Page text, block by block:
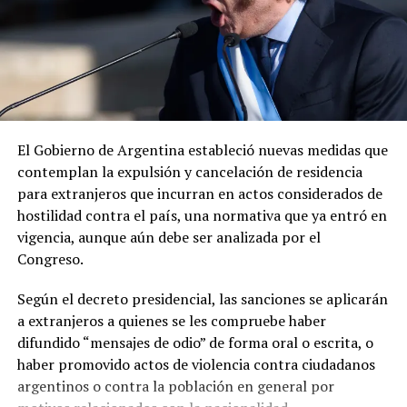
«Envía otro mensaje claro: los delincuentes no tienen
dónde esconderse», expresó el diplomático, quien
desmantelar los cárteles y llevar ante la justicia a los
responsables de delitos violentos continúa dando
resultados.
El Gobierno de Argentina estableció nuevas medidas que
contemplan la expulsión y cancelación de residencia
para extranjeros que incurran en actos considerados de
hostilidad contra el país, una normativa que ya entró en
vigencia, aunque aún debe ser analizada por el
Congreso.
Según el decreto presidencial, las sanciones se aplicarán
a extranjeros a quienes se les compruebe haber
difundido “mensajes de odio” de forma oral o escrita, o
haber promovido actos de violencia contra ciudadanos
argentinos o contra la población en general por